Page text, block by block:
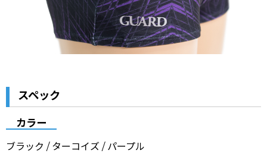
スペック
カラー
ブラック / ターコイズ / パープル